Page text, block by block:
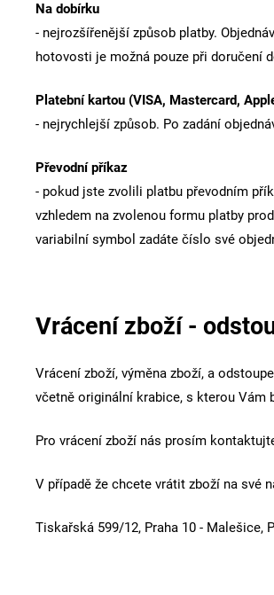
Na dobírku
- nejrozšířenější způsob platby.
hotovosti je možná pouze při doručení
Platební kartou (VISA, Mastercard,
- nejrychlejší způsob. Po zadání
Převodní příkaz
- pokud jste zvolili platbu převodním
vzhledem na zvolenou formu platby
variabilní symbol zadáte číslo své
Vrácení zboží -
Vrácení zboží, výměna zboží, a
včetně originální krabice, s kterou Vám
Pro vrácení zboží nás prosím
V případě že chcete vrátit zboží na své
Tiskařská 599/12, Praha 10 - Malešice,